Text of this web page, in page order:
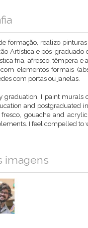
formação, realizo
Artística e pós-graduado
fria, afresco, têmpera e
elementos formais
com portas ou janelas.
graduation, I paint murals
and postgraduated
fresco, gouache and
I feel compelled
imagens